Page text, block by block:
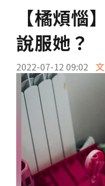
【橘煩
說服她？
2022-07-12 09:02